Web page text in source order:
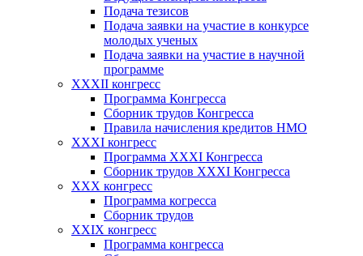
Подача тезисов
Подача заявки на участие в конкурсе
молодых ученых
Подача заявки на участие в научной
программе
XXXII конгресс
Программа Конгресса
Сборник трудов Конгресса
Правила начисления кредитов НМО
XXXI конгресс
Программа XXXI Конгресса
Сборник трудов XXXI Конгресса
XXX конгресс
Программа когресса
Сборник трудов
XXIX конгресс
Программа конгресса